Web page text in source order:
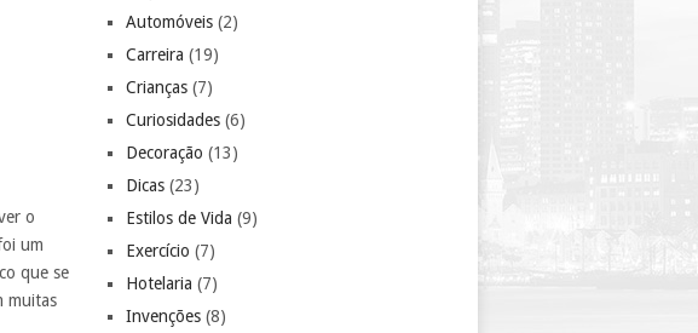
o
um
que se
muitas
Automóveis (2)
Carreira (19)
Crianças (7)
Curiosidades (6)
Decoração (13)
Dicas (23)
Estilos de Vida (9)
Exercício (7)
Hotelaria (7)
Invenções (8)